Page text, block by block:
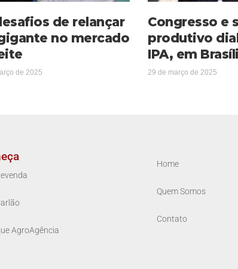
de relançar
no mercado
de 2025
Congresso e
produtivo
IPA, em
29 de março de 2025
AgroAgência
Home
Quem Somos
Contato